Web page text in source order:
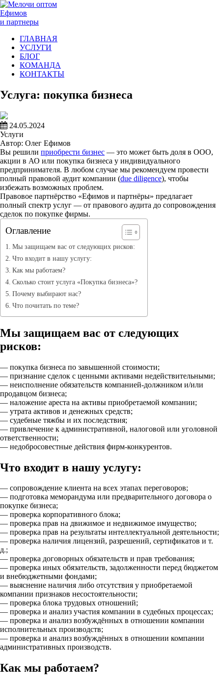
Ефимов
и партнеры
ГЛАВНАЯ
УСЛУГИ
БЛОГ
КОМАНДА
КОНТАКТЫ
Услуга: покупка бизнеса
24.05.2024
Услуги
Автор: Олег Ефимов
Вы решили приобрести бизнес — это может быть доля в ООО,
акции в АО или покупка бизнеса у индивидуального
предпринимателя. В любом случае мы рекомендуем провести
полный правовой аудит компании (due diligence), чтобы
избежать возможных проблем.
Правовое партнёрство «Ефимов и партнёры» предлагает
полный спектр услуг — от правового аудита до сопровождения
сделок по покупке фирмы.
Оглавление
Мы защищаем вас от следующих рисков:
Что входит в нашу услугу:
Как мы работаем?
Сколько стоит услуга «Покупка бизнеса»?
Почему выбирают нас?
Что почитать по теме?
Мы защищаем вас от следующих
рисков:
— покупка бизнеса по завышенной стоимости;
— признание сделок с ценными активами недействительными;
— неисполнение обязательств компанией-должником и/или
продавцом бизнеса;
— наложение ареста на активы приобретаемой компании;
— утрата активов и денежных средств;
— судебные тяжбы и их последствия;
— привлечение к административной, налоговой или уголовной
ответственности;
— недобросовестные действия фирм-конкурентов.
Что входит в нашу услугу:
— сопровождение клиента на всех этапах переговоров;
— подготовка меморандума или предварительного договора о
покупке бизнеса;
— проверка корпоративного блока;
— проверка прав на движимое и недвижимое имущество;
— проверка прав на результаты интеллектуальной деятельности;
— проверка наличия лицензий, разрешений, сертификатов и т.
д.;
— проверка договорных обязательств и прав требования;
— проверка иных обязательств, задолженности перед бюджетом
и внебюджетными фондами;
— выяснение наличия либо отсутствия у приобретаемой
компании признаков несостоятельности;
— проверка блока трудовых отношений;
— проверка и анализ участия компании в судебных процессах;
— проверка и анализ возбуждённых в отношении компании
исполнительных производств;
— проверка и анализ возбуждённых в отношении компании
административных производств.
Как мы работаем?